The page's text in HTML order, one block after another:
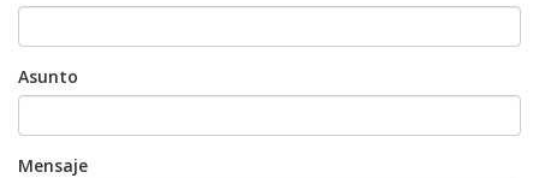
Asunto
Mensaje